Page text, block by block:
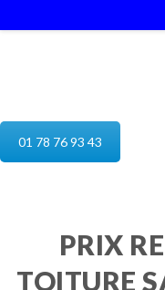
01 78 76 93 43
PRIX
TOITURE